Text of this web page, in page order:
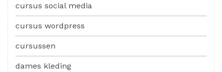
cursus social media
cursus wordpress
cursussen
dames kleding